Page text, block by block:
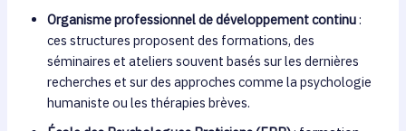
Organisme professionnel de développement continu:
ces structures proposent des formations, des
séminaires et ateliers souvent basés sur les dernières
recherches et sur des approches comme la psychologie
humaniste ou les thérapies brèves.